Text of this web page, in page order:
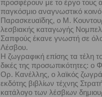
προσφέρουν με το έργο τους
παγκόσμιο αναγνωστικό
Παρασκευαϊδης, ο Μ.
λεσβιακής καταγωγής
Σαπφούς έκανε γνωστή σε όλο
Λέσβου.
Η ζωγραφική επίσης τα τέλη
δικές της προσωπικότητες:
Ορ. Κανέλλης, ο λαϊκός
εκδότης βιβλίων τέχνης
κατάλογο των λέσβιων